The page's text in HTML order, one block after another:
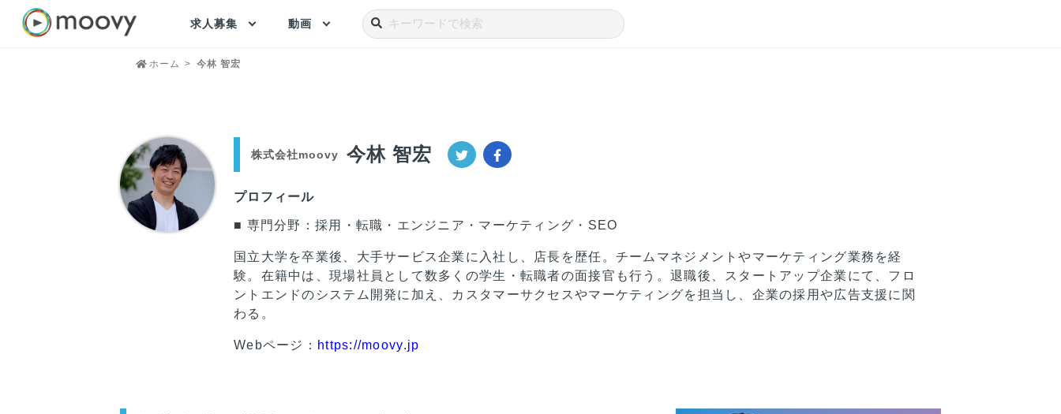
求人募集 動画
ホーム 今林 智宏
株式会社moovy 今林 智宏
プロフィール
■ 専門分野：採用・転職・エンジニア・マーケティング・SEO
国立大学を卒業後、大手サービス企業に入社し、店長を歴任。チームマネジメントやマーケティング業務を経
験。在籍中は、現場社員として数多くの学生・転職者の面接官も行う。退職後、スタートアップ企業にて、フロ
ントエンドのシステム開発に加え、カスタマーサクセスやマーケティングを担当し、企業の採用や広告支援に関
わる。
Webページ： https://moovy.jp